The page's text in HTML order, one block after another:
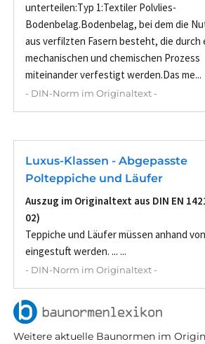
unterteilen:Typ 1:Textiler Polvlies-
Bodenbelag.Bodenbelag, bei dem die
aus verfilzten Fasern besteht, die durch
mechanischen und chemischen Prozess
miteinander verfestigt werden.Das me...
- DIN-Norm im Originaltext -
Luxus-Klassen - Abgepasste
Polteppiche und Läufer
Auszug im Originaltext aus DIN EN
02)
Teppiche und Läufer müssen anhand
eingestuft werden. ... ...
- DIN-Norm im Originaltext -
Weitere aktuelle Baunormen im